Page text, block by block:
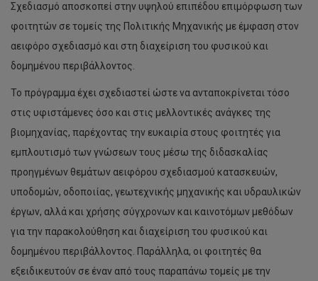
Σχεδιασμό αποσκοπεί στην υψηλού επιπέδου επιμόρφωση των
φοιτητών σε τομείς της Πολιτικής Μηχανικής με έμφαση στον
αειφόρο σχεδιασμό και στη διαχείριση του φυσικού και
δομημένου περιβάλλοντος.
Το πρόγραμμα έχει σχεδιαστεί ώστε να ανταποκρίνεται τόσο
στις υφιστάμενες όσο και στις μελλοντικές ανάγκες της
βιομηχανίας, παρέχοντας την ευκαιρία στους φοιτητές για
εμπλουτισμό των γνώσεων τους μέσω της διδασκαλίας
προηγμένων θεμάτων αειφόρου σχεδιασμού κατασκευών,
υποδομών, οδοποιίας, γεωτεχνικής μηχανικής και υδραυλικών
έργων, αλλά και χρήσης σύγχρονων και καινοτόμων μεθόδων
για την παρακολούθηση και διαχείριση του φυσικού και
δομημένου περιβάλλοντος. Παράλληλα, οι φοιτητές θα
εξειδικευτούν σε έναν από τους παραπάνω τομείς με την